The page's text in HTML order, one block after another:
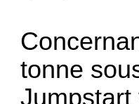
tonne